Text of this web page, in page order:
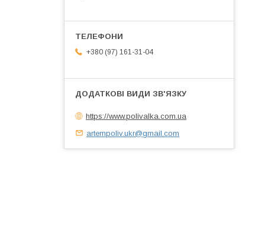
+380 (97) 161-31-04
https://www.polivalka.com.ua
artempoliv.ukr@gmail.com